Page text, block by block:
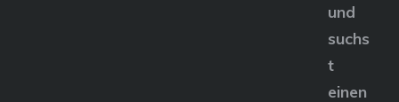
und
suchs
t
einen